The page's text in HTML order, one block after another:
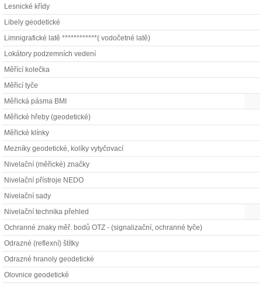
Lesnické křídy
Libely geodetické
Limnigrafické latě ************( vodočetné latě)
Lokátory podzemních vedení
Měřící kolečka
Měřicí tyče
Měřická pásma BMI
Měřické hřeby (geodetické)
Měřické klínky
Mezníky geodetické, kolíky vytyčovací
Nivelační (měřické) značky
Nivelační přístroje NEDO
Nivelační sady
Nivelační technika přehled
Ochranné znaky měř. bodů OTZ - (signalizační, ochranné tyče)
Odrazné (reflexní) štítky
Odrazné hranoly geodetické
Olovnice geodetické